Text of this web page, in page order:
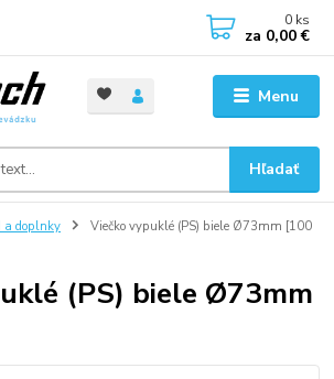
Menu
Hľadať
0 ks
za 0,00 €
a doplnky
Viečko vypuklé (PS) biele Ø73mm [100
(PS) biele Ø73mm